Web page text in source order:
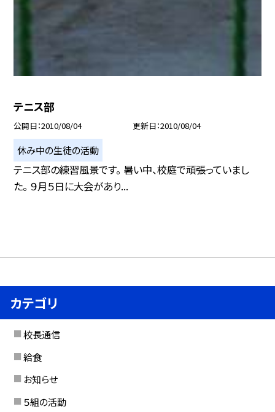
テニス部
公開日 2010/08/04 更新日 2010/08/04
休み中の生徒の活動
テニス部の練習風景です。 暑い中、校庭で頑張っていまし
た。 ９月５日に大会があり...
カテゴリ
校長通信
給食
お知らせ
５組の活動